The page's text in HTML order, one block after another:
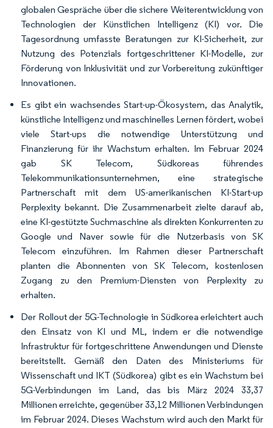
globalen Gespräche über die sichere Weiterentwicklung von
Technologien der Künstlichen Intelligenz (KI) vor. Die
Tagesordnung umfasste Beratungen zur KI-Sicherheit, zur
Nutzung des Potenzials fortgeschrittener KI-Modelle, zur
Förderung von Inklusivität und zur Vorbereitung zukünftiger
Innovationen.
Es gibt ein wachsendes Start-up-Ökosystem, das Analytik,
künstliche Intelligenz und maschinelles Lernen fördert, wobei
viele Start-ups die notwendige Unterstützung und
Finanzierung für ihr Wachstum erhalten. Im Februar 2024
gab SK Telecom, Südkoreas führendes
Telekommunikationsunternehmen, eine strategische
Partnerschaft mit dem US-amerikanischen KI-Start-up
Perplexity bekannt. Die Zusammenarbeit zielte darauf ab,
eine KI-gestützte Suchmaschine als direkten Konkurrenten zu
Google und Naver sowie für die Nutzerbasis von SK
Telecom einzuführen. Im Rahmen dieser Partnerschaft
planten die Abonnenten von SK Telecom, kostenlosen
Zugang zu den Premium-Diensten von Perplexity zu
erhalten.
Der Rollout der 5G-Technologie in Südkorea erleichtert auch
den Einsatz von KI und ML, indem er die notwendige
Infrastruktur für fortgeschrittene Anwendungen und Dienste
bereitstellt. Gemäß den Daten des Ministeriums für
Wissenschaft und IKT (Südkorea) gibt es ein Wachstum bei
5G-Verbindungen im Land, das bis März 2024 33,37
Millionen erreichte, gegenüber 33,12 Millionen Verbindungen
im Februar 2024. Dieses Wachstum wird auch den Markt für